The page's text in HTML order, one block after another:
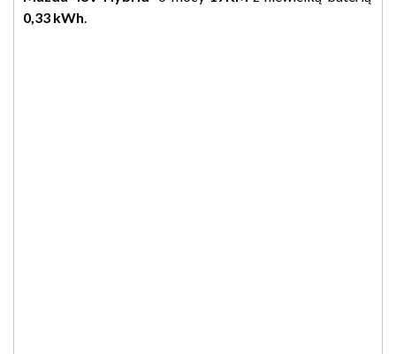
0,33 kWh.